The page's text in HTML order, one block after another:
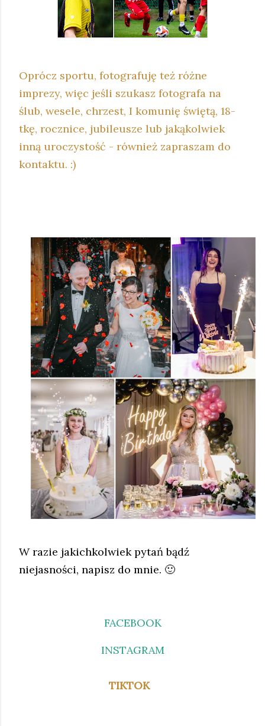
Oprócz sportu, fotografuję też różne
imprezy, więc jeśli szukasz fotografa na
ślub, wesele, chrzest, I komunię świętą, 18-
tkę, rocznice, jubileusze lub jakąkolwiek
inną uroczystość - również zapraszam do
kontaktu. :)
W razie jakichkolwiek pytań bądź
niejasności, napisz do mnie. 🙂
FACEBOOK
INSTAGRAM
TIKTOK